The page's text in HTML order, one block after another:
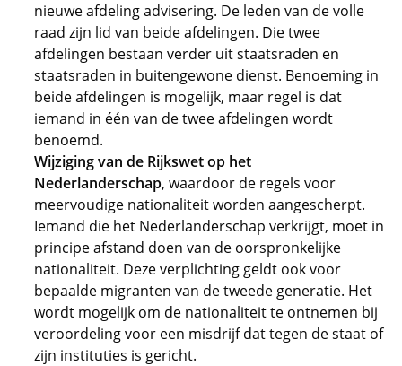
nieuwe afdeling advisering. De leden van de volle
raad zijn lid van beide afdelingen. Die twee
afdelingen bestaan verder uit staatsraden en
staatsraden in buitengewone dienst. Benoeming in
beide afdelingen is mogelijk, maar regel is dat
iemand in één van de twee afdelingen wordt
benoemd.
Wijziging van de Rijkswet op het
Nederlanderschap, waardoor de regels voor
meervoudige nationaliteit worden aangescherpt.
Iemand die het Nederlanderschap verkrijgt, moet in
principe afstand doen van de oorspronkelijke
nationaliteit. Deze verplichting geldt ook voor
bepaalde migranten van de tweede generatie. Het
wordt mogelijk om de nationaliteit te ontnemen bij
veroordeling voor een misdrijf dat tegen de staat of
zijn instituties is gericht.